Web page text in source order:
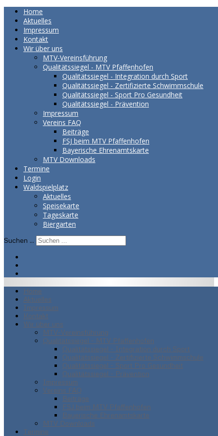
Home
Aktuelles
Impressum
Kontakt
Wir über uns
MTV-Vereinsführung
Qualitätssiegel - MTV Pfaffenhofen
Qualitätssiegel - Integration durch Sport
Qualitätssiegel - Zertifizierte Schwimmschule
Qualitätssiegel - Sport Pro Gesundheit
Qualitätssiegel - Prävention
Impressum
Vereins FAQ
Beiträge
FSJ beim MTV Pfaffenhofen
Bayerische Ehrenamtskarte
MTV Downloads
Termine
Login
Waldspielplatz
Aktuelles
Speisekarte
Tageskarte
Biergarten
Suchen ...
Home
Aktuelles
Impressum
Kontakt
Wir über uns
MTV-Vereinsführung
Qualitätssiegel - MTV Pfaffenhofen
Qualitätssiegel - Integration durch Sport
Qualitätssiegel - Zertifizierte Schwimmschule
Qualitätssiegel - Sport Pro Gesundheit
Qualitätssiegel - Prävention
Impressum
Vereins FAQ
Beiträge
FSJ beim MTV Pfaffenhofen
Bayerische Ehrenamtskarte
MTV Downloads
Termine